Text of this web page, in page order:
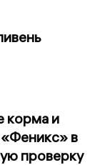
корма и
в
проверку